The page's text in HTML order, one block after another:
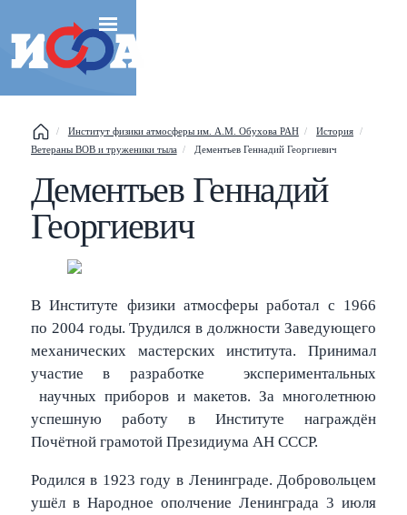
Институт физики атмосферы им. А.М. Обухова РАН
История
Ветераны ВОВ и труженики тыла
Дементьев Геннадий Георгиевич
Дементьев Геннадий
Георгиевич
В Институте физики атмосферы работал с 1966
по 2004 годы. Трудился в должности Заведующего
механических мастерских института. Принимал
участие в разработке экспериментальных
научных приборов и макетов. За многолетнюю
успешную работу в Институте награждён
Почётной грамотой Президиума АН СССР.
Родился в 1923 году в Ленинграде. Добровольцем
ушёл в Народное ополчение Ленинграда 3 июля
Search popup